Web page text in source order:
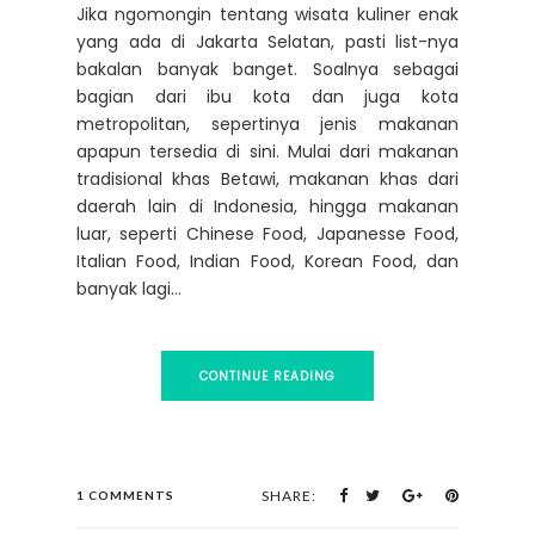
Jika ngomongin tentang wisata kuliner enak
yang ada di Jakarta Selatan, pasti list-nya
bakalan banyak banget. Soalnya sebagai
bagian dari ibu kota dan juga kota
metropolitan, sepertinya jenis makanan
apapun tersedia di sini. Mulai dari makanan
tradisional khas Betawi, makanan khas dari
daerah lain di Indonesia, hingga makanan
luar, seperti Chinese Food, Japanesse Food,
Italian Food, Indian Food, Korean Food, dan
banyak lagi...
CONTINUE READING
1 COMMENTS SHARE: